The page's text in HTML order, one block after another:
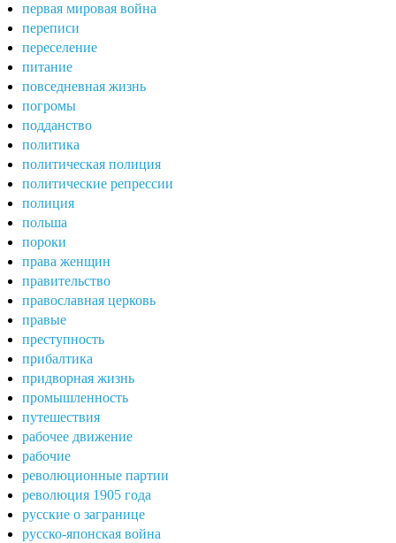
первая мировая война
переписи
переселение
питание
повседневная жизнь
погромы
подданство
политика
политическая полиция
политические репрессии
полиция
польша
пороки
права женщин
правительство
православная церковь
правые
преступность
прибалтика
придворная жизнь
промышленность
путешествия
рабочее движение
рабочие
революционные партии
революция 1905 года
русские о загранице
русско-японская война